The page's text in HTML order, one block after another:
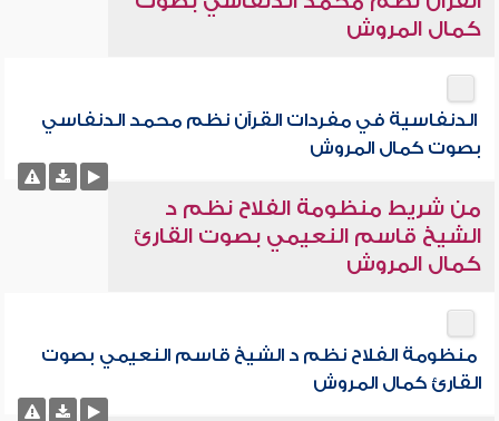
كمال المروش
الدنفاسية في مفردات القرآن نظم محمد الدنفاسي
بصوت كمال المروش
من شريط منظومة الفلاح نظم د
الشيخ قاسم النعيمي بصوت القارئ
كمال المروش
منظومة الفلاح نظم د الشيخ قاسم النعيمي بصوت
القارئ كمال المروش